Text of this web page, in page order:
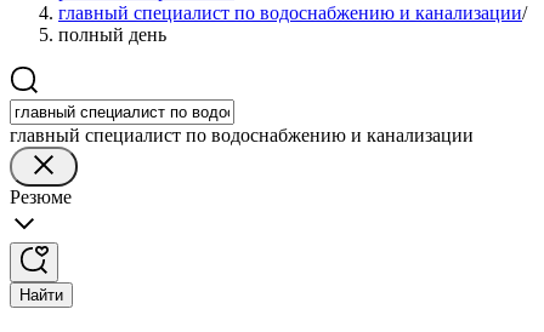
главный специалист по водоснабжению и канализации/
полный день
главный специалист по водоснабжению и канализации
Резюме
Найти